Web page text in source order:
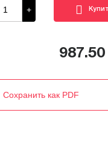
+
987.50
Сохранить как PDF